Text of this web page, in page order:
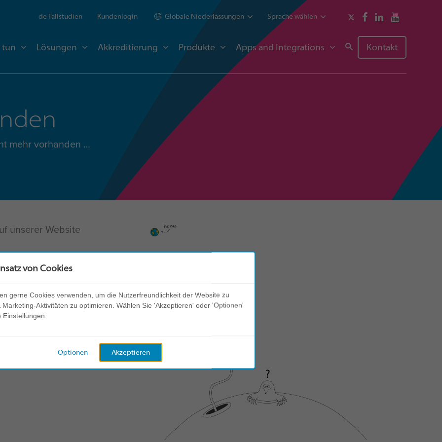
de Fallstudien Kundenlogin Globale Niederlassungen Sprache wählen
tun Lösungen Akkreditierung Produkte Apps and Integrations Kontakt
mehr vorhanden
unserer Website
– eine Person,
Doch das ist
am besten zur
wenn Sie meinen,
besuchen – auf
von Cookies
gerne Cookies verwenden, um die Nutzerfreundlichkeit der Website zu
Marketing-Aktivitäten zu optimieren. Wählen Sie 'Akzeptieren' oder 'Optionen'
Akzeptieren
Optionen